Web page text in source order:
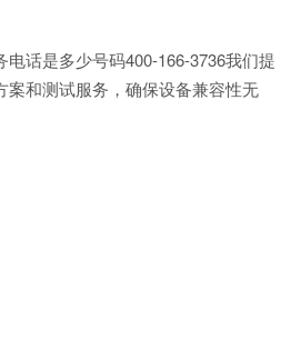
话是多少号码400-166-3736我们提
案和测试服务，确保设备兼容性无